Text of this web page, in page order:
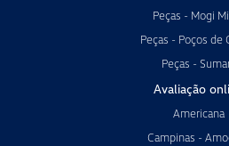
Peças - Mogi
Peças - Poços de
Peças -
Avaliação
Americana
Campinas -